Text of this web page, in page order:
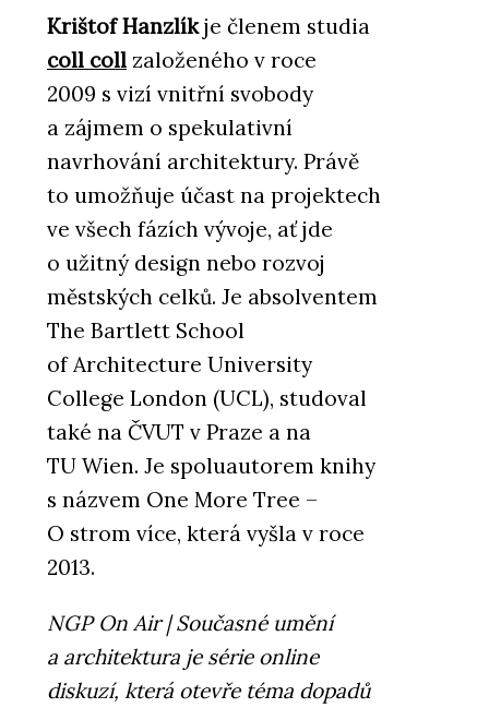
Krištof Hanzlíkje členem studia
coll coll založeného v roce
2009 s vizí vnitřní svobody
a zájmem o spekulativní
navrhování architektury. Právě
to umožňuje účast na projektech
ve všech fázích vývoje, ať jde
o užitný design nebo rozvoj
městských celků. Je absolventem
The Bartlett School
of Architecture University
College London (UCL), studoval
také na ČVUT v Praze a na
TU Wien. Je spoluautorem knihy
s názvem One More Tree ⁠–⁠
O strom více, která vyšla v roce
2013.
NGP On Air | Současné umění
a architektura je série online
diskuzí, která otevře téma dopadů